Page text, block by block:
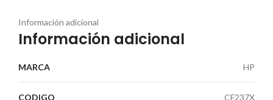
Información adicional
Información adicional
MARCA HP
CODIGO CF237X